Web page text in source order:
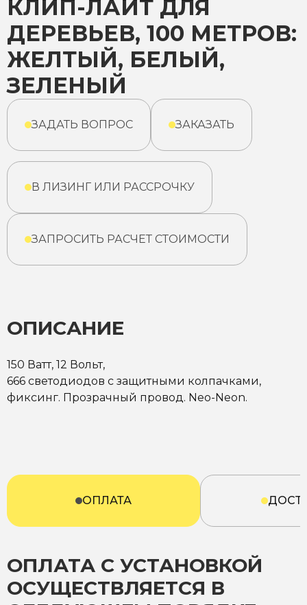
КЛИП-ЛАЙТ ДЛЯ
ДЕРЕВЬЕВ, 100 МЕТРОВ:
ЖЕЛТЫЙ, БЕЛЫЙ,
ЗЕЛЕНЫЙ
ЗАДАТЬ ВОПРОС ЗАКАЗАТЬ
В ЛИЗИНГ ИЛИ РАССРОЧКУ
ЗАПРОСИТЬ РАСЧЕТ СТОИМОСТИ
ОПИСАНИЕ
150 Ватт, 12 Вольт,
666 светодиодов с защитными колпачками,
фиксинг. Прозрачный провод. Neo-Neon.
ОПЛАТА
ОПЛАТА С УСТАНОВКОЙ
ОСУЩЕСТВЛЯЕТСЯ В